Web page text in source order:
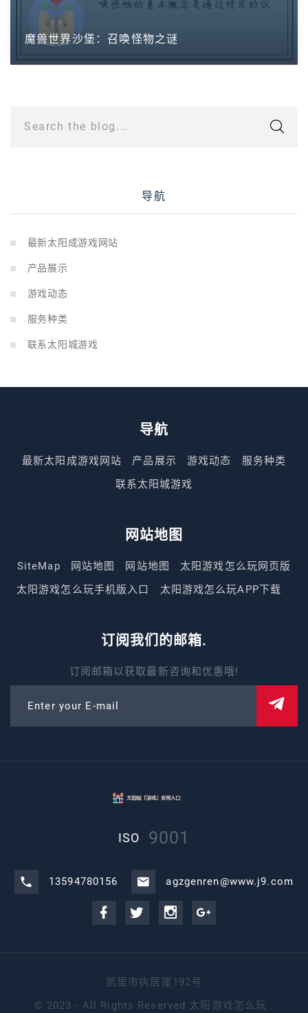
魔兽世界沙堡：召唤怪物之谜
Search the blog...
导航
最新太阳成游戏网站
产品展示
游戏动态
服务种类
联系太阳城游戏
导航
最新太阳成游戏网站 产品展示 游戏动态
服务种类
联系太阳城游戏
网站地图
SiteMap 网站地图 网站地图
太阳游戏怎么玩网页版
太阳游戏怎么玩手机版入口
太阳游戏怎么玩APP下载
订阅我们的邮箱.
订阅邮箱以获取最新咨询和优惠哦!
Enter your E-mail
ISO 9001
13594780156 agzgenren@www.j9.com
凯里市执居崖192号
© 2023 - All Rights Reserved 太阳游戏怎么玩 .